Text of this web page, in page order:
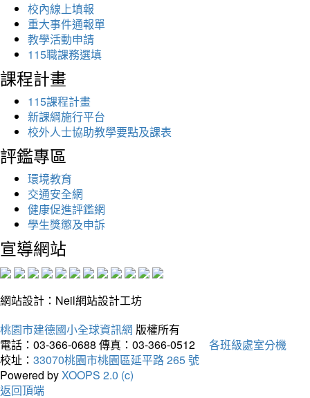
校內線上填報
重大事件通報單
教學活動申請
115職課務選填
課程計畫
115課程計畫
新課綱施行平台
校外人士協助教學要點及課表
評鑑專區
環境教育
交通安全網
健康促進評鑑網
學生獎懲及申訴
宣導網站
網站設計：Neil網站設計工坊
桃園市建德國小全球資訊網 版權所有
電話：03-366-0688 傳真：03-366-0512
各班級處室分機
校址： 33070桃園市桃園區延平路 265 號
Powered byXOOPS 2.0 (c)
返回頂端